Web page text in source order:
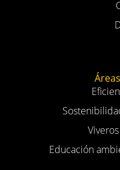
Educación